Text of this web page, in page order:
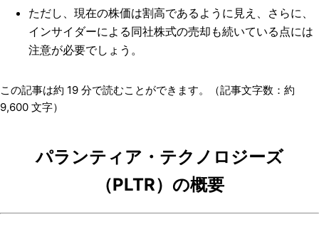
ただし、現在の株価は割高であるように見え、さらに、
インサイダーによる同社株式の売却も続いている点には
注意が必要でしょう。
この記事は約 19 分で読むことができます。（記事文字数：約
9,600 文字）
パランティア・テクノロジーズ
（PLTR）の概要